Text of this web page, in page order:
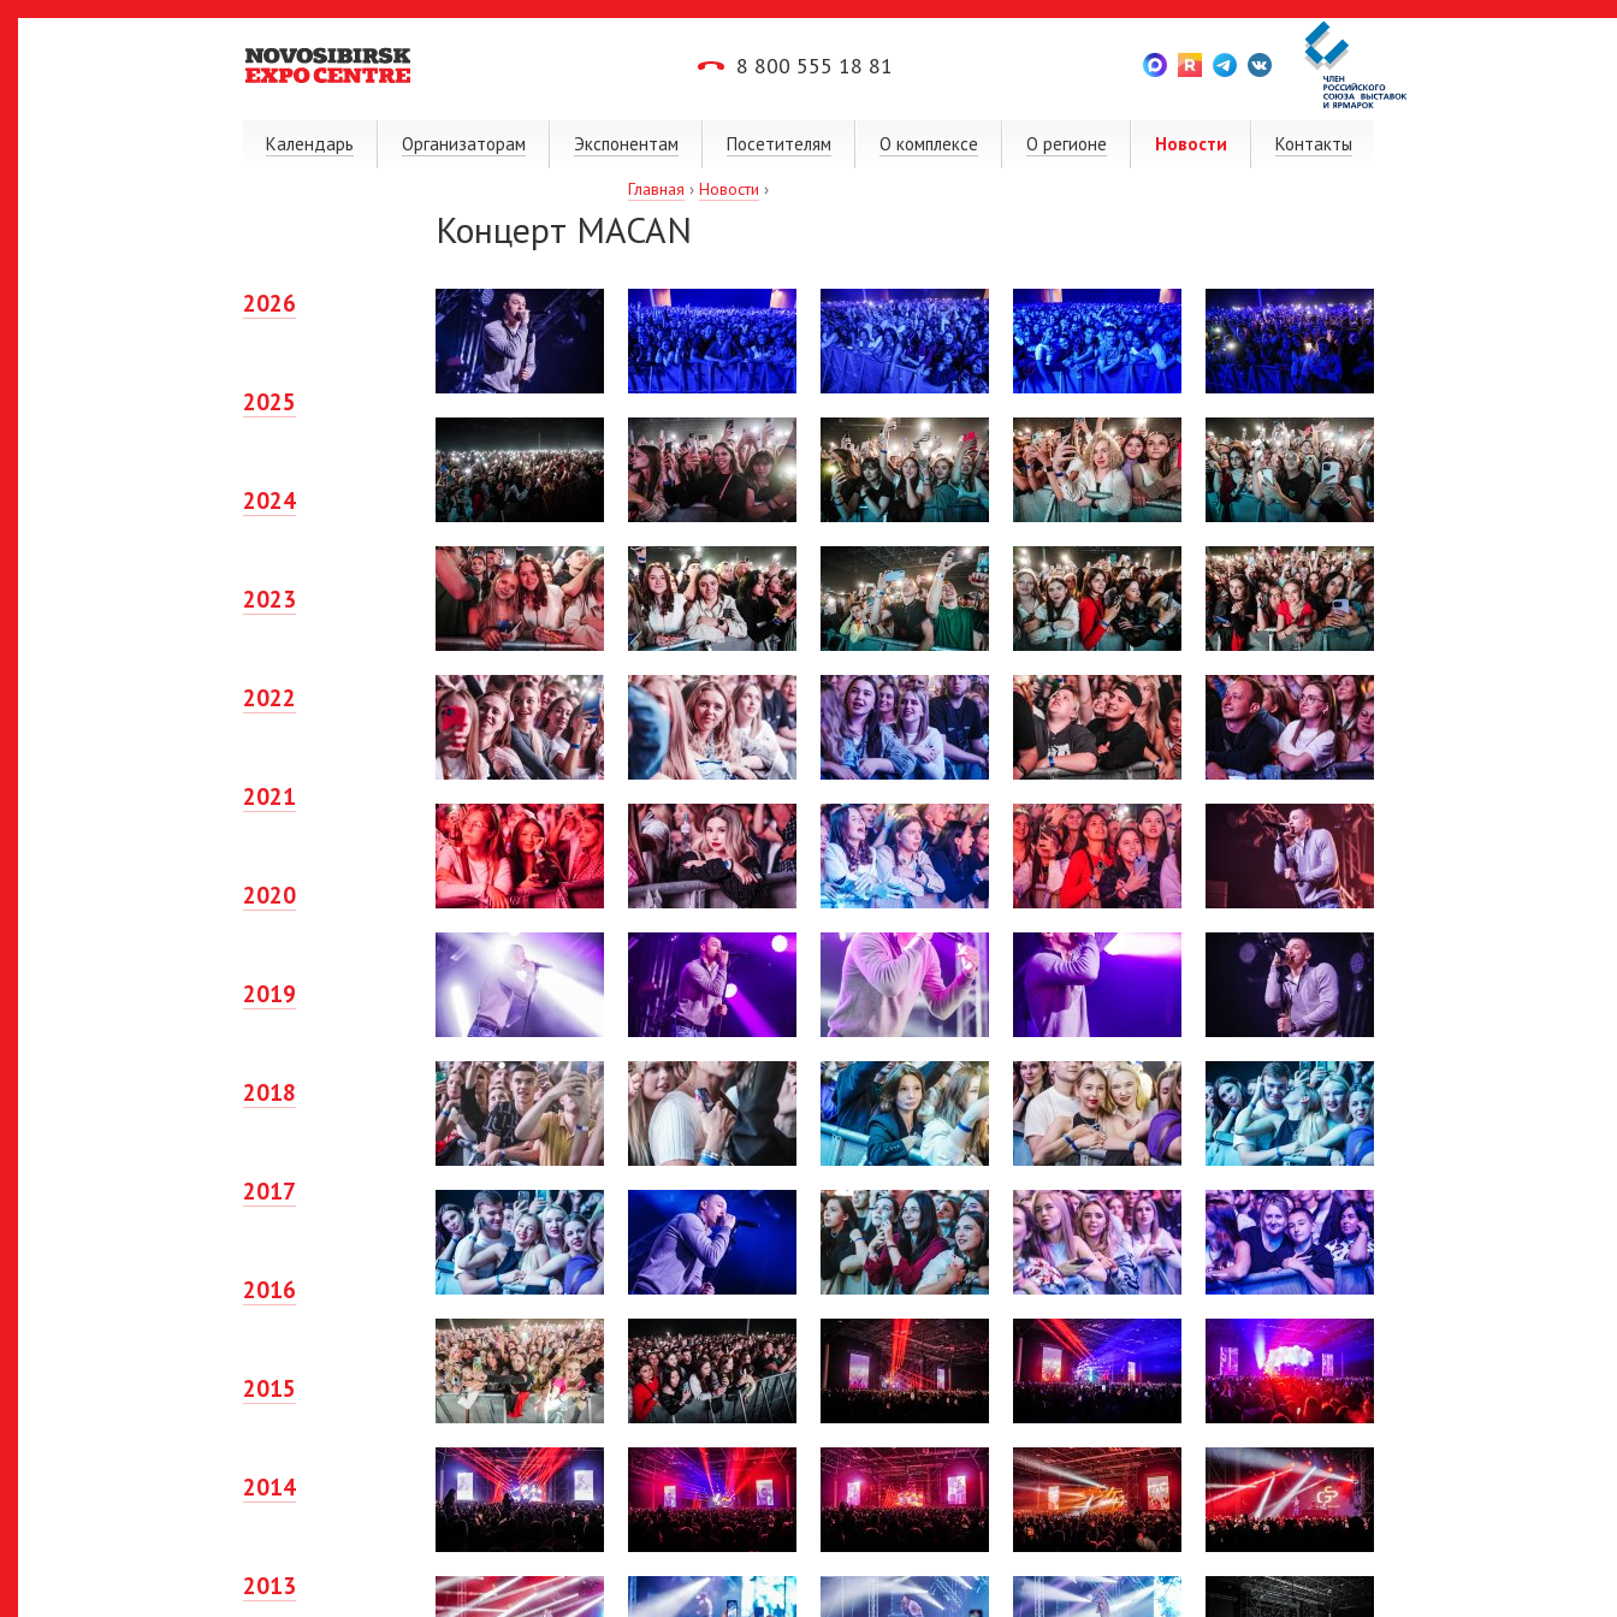
8 800 555 18 81
Календарь Организаторам Экспонентам Посетителям О комплексе О регионе Новости Контакты
Главная › Новости ›
Концерт MACAN
2026
2025
2024
2023
2022
2021
2020
2019
2018
2017
2016
2015
2014
2013